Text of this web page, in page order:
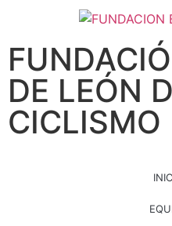
DE LEÓN
CICLISMO